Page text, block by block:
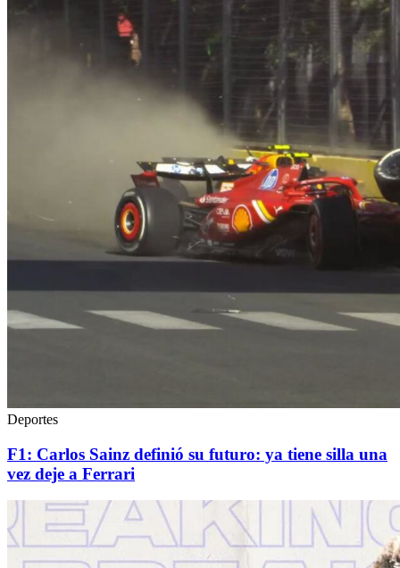
Deportes
F1: Carlos Sainz definió su futuro: ya tiene silla una
vez deje a Ferrari